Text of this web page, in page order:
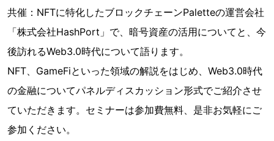
共催：NFTに特化したブロックチェーンPaletteの運営会社
「株式会社HashPort」で、暗号資産の活用についてと、今
後訪れるWeb3.0時代について語ります。
NFT、GameFiといった領域の解説をはじめ、Web3.0時代
の金融についてパネルディスカッション形式でご紹介させ
ていただきます。セミナーは参加費無料、是非お気軽にご
参加ください。